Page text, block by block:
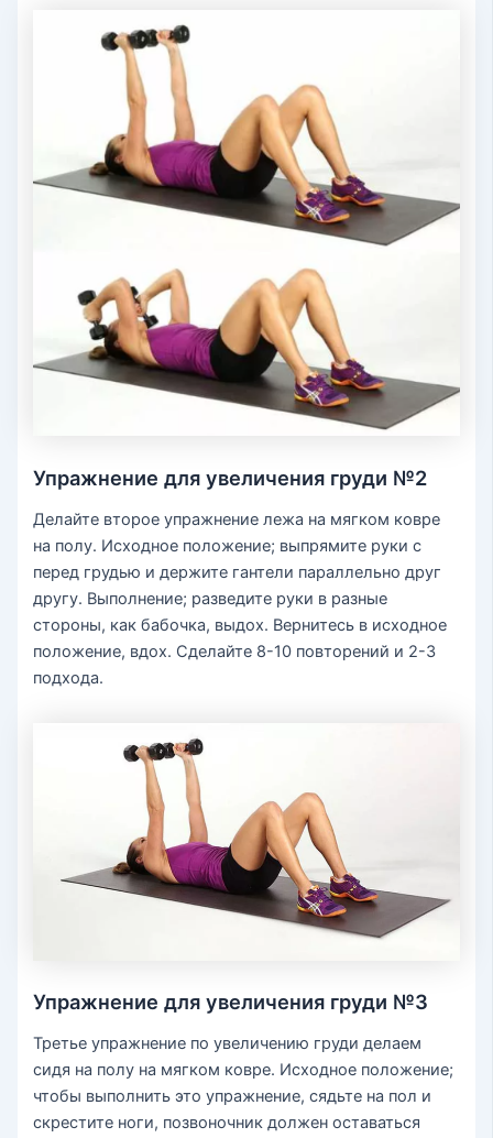
Упражнение для увеличения груди №2
Делайте второе упражнение лежа на мягком ковре
на полу. Исходное положение; выпрямите руки с
перед грудью и держите гантели параллельно друг
другу. Выполнение; разведите руки в разные
стороны, как бабочка, выдох. Вернитесь в исходное
положение, вдох. Сделайте 8-10 повторений и 2-3
подхода.
Упражнение для увеличения груди №3
Третье упражнение по увеличению груди делаем
сидя на полу на мягком ковре. Исходное положение;
чтобы выполнить это упражнение, сядьте на пол и
скрестите ноги, позвоночник должен оставаться